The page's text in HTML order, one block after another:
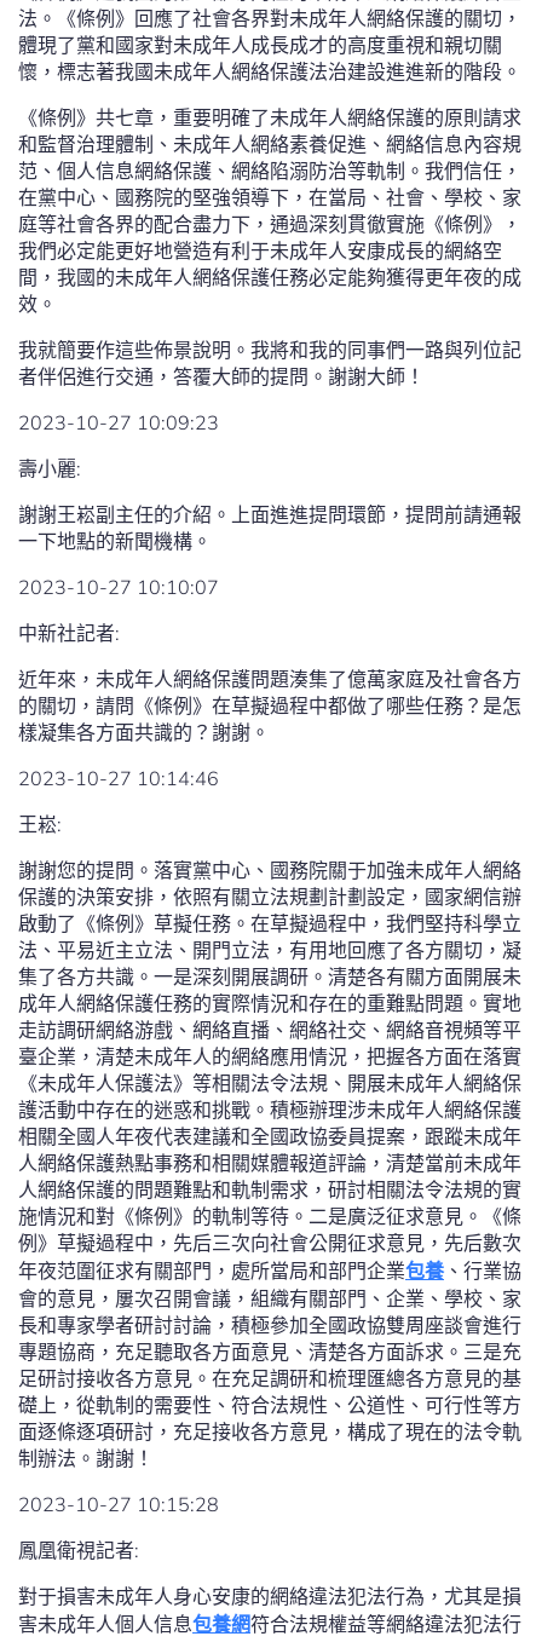
法。《條例》回應了社會各界對未成年人網絡保護的關切，
體現了黨和國家對未成年人成長成才的高度重視和親切關
懷，標志著我國未成年人網絡保護法治建設進進新的階段。
《條例》共七章，重要明確了未成年人網絡保護的原則請求
和監督治理體制、未成年人網絡素養促進、網絡信息內容規
范、個人信息網絡保護、網絡陷溺防治等軌制。我們信任，
在黨中心、國務院的堅強領導下，在當局、社會、學校、家
庭等社會各界的配合盡力下，通過深刻貫徹實施《條例》，
我們必定能更好地營造有利于未成年人安康成長的網絡空
間，我國的未成年人網絡保護任務必定能夠獲得更年夜的成
效。
我就簡要作這些佈景說明。我將和我的同事們一路與列位記
者伴侶進行交通，答覆大師的提問。謝謝大師！
2023-10-27 10:09:23
壽小麗:
謝謝王崧副主任的介紹。上面進進提問環節，提問前請通報
一下地點的新聞機構。
2023-10-27 10:10:07
中新社記者:
近年來，未成年人網絡保護問題湊集了億萬家庭及社會各方
的關切，請問《條例》在草擬過程中都做了哪些任務？是怎
樣凝集各方面共識的？謝謝。
2023-10-27 10:14:46
王崧:
謝謝您的提問。落實黨中心、國務院關于加強未成年人網絡
保護的決策安排，依照有關立法規劃計劃設定，國家網信辦
啟動了《條例》草擬任務。在草擬過程中，我們堅持科學立
法、平易近主立法、開門立法，有用地回應了各方關切，凝
集了各方共識。一是深刻開展調研。清楚各有關方面開展未
成年人網絡保護任務的實際情況和存在的重難點問題。實地
走訪調研網絡游戲、網絡直播、網絡社交、網絡音視頻等平
臺企業，清楚未成年人的網絡應用情況，把握各方面在落實
《未成年人保護法》等相關法令法規、開展未成年人網絡保
護活動中存在的迷惑和挑戰。積極辦理涉未成年人網絡保護
相關全國人年夜代表建議和全國政協委員提案，跟蹤未成年
人網絡保護熱點事務和相關媒體報道評論，清楚當前未成年
人網絡保護的問題難點和軌制需求，研討相關法令法規的實
施情況和對《條例》的軌制等待。二是廣泛征求意見。《條
例》草擬過程中，先后三次向社會公開征求意見，先后數次
年夜范圍征求有關部門，處所當局和部門企業包養 、行業協
會的意見，屢次召開會議，組織有關部門、企業、學校、家
長和專家學者研討討論，積極參加全國政協雙周座談會進行
專題協商，充足聽取各方面意見、清楚各方面訴求。三是充
足研討接收各方意見。在充足調研和梳理匯總各方意見的基
礎上，從軌制的需要性、符合法規性、公道性、可行性等方
面逐條逐項研討，充足接收各方意見，構成了現在的法令軌
制辦法。謝謝！
2023-10-27 10:15:28
鳳凰衛視記者:
對于損害未成年人身心安康的網絡違法犯法行為，尤其是損
害未成年人個人信息包養網符合法規權益等網絡違法犯法行